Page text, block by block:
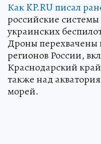
Как KP.RU писал
российские
украинских
Дроны перехвачены
регионов России,
Краснодарский
также над
морей.